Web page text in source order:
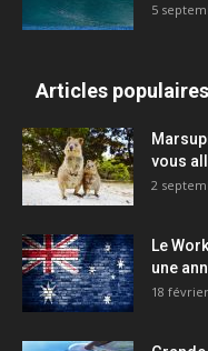
5
Articles populaires
vous
2
Le
une
18